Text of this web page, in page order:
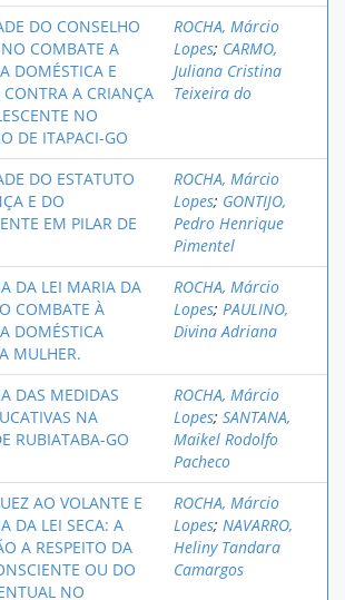
DO CONSELHO
COMBATE A
DOMÉSTICA E
CONTRA A CRIANÇA
NO
DE ITAPACI-GO
ROCHA, Márcio
Lopes; CARMO,
Juliana Cristina
Teixeira do
DO ESTATUTO
E DO
EM PILAR DE
ROCHA, Márcio
Lopes; GONTIJO,
Pedro Henrique
Pimentel
DA LEI MARIA DA
COMBATE À
DOMÉSTICA
MULHER.
ROCHA, Márcio
Lopes; PAULINO,
Divina Adriana
DAS MEDIDAS
NA
RUBIATABA-GO
ROCHA, Márcio
Lopes; SANTANA,
Maikel Rodolfo
Pacheco
AO VOLANTE E
DA LEI SECA: A
A RESPEITO DA
OU DO
NO
ROCHA, Márcio
Lopes; NAVARRO,
Heliny Tandara
Camargos